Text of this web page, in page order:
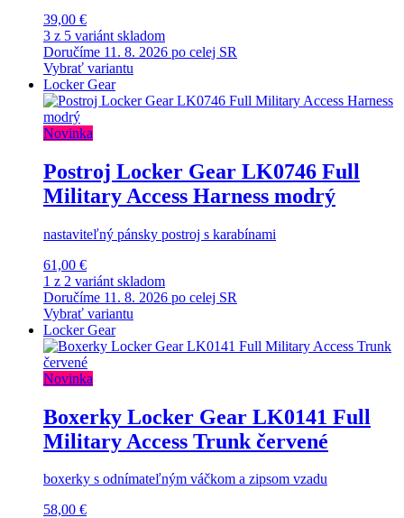
39,00 €
3 z 5 variánt skladom
Doručíme 11. 8. 2026 po celej SR
Vybrať variantu
Locker Gear
Novinka
Postroj Locker Gear LK0746 Full
Military Access Harness modrý
nastaviteľný pánsky postroj s karabínami
61,00 €
1 z 2 variánt skladom
Doručíme 11. 8. 2026 po celej SR
Vybrať variantu
Locker Gear
Novinka
Boxerky Locker Gear LK0141 Full
Military Access Trunk červené
boxerky s odnímateľným váčkom a zipsom vzadu
58,00 €